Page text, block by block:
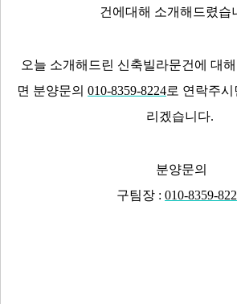
건에대해 소개해드렸습
오늘 소개해드린 신축빌라문건에 대
면 분양문의 010-8359-8224로 연락주
리겠습니다.
분양문의
구팀장 : 010-8359-